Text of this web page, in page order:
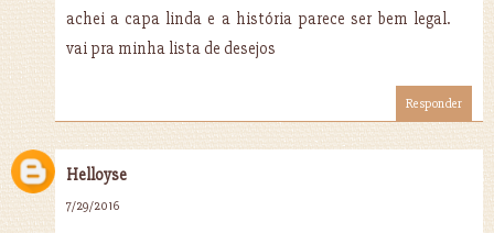
achei a capa linda e a história parece ser bem legal.
vai pra minha lista de desejos
Responder
Helloyse
7/29/2016